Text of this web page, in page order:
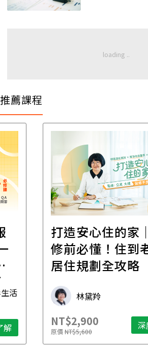
推薦課程
活
解
打造安心住的家
修前必懂！住到
居住規劃全攻略
林黛羚
NT$2,900
原價NT$5,600